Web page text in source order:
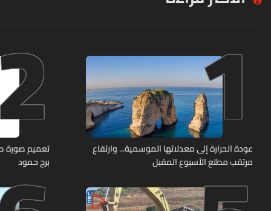
1
عودة الحرارة إلى معدلاتها الموسمية... وارتفاع
مرتقب مطلع الأسبوع المقبل
برج حمود